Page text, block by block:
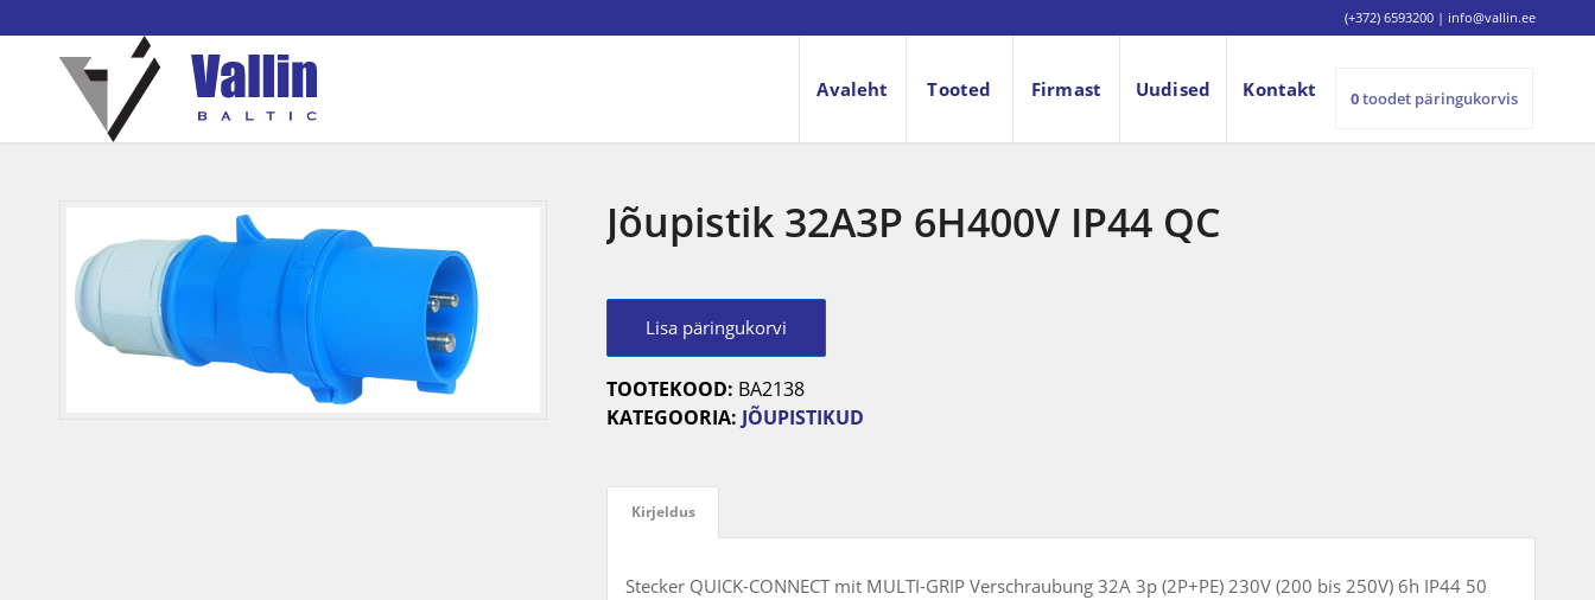
(+372) 6593200 | info@vallin.ee
Avaleht Tooted Firmast Uudised Kontakt 0toodet päringukorvis
Jõupistik 32A3P 6H400V IP44 QC
Lisa päringukorvi
TOOTEKOOD: BA2138
KATEGOORIA: JÕUPISTIKUD
Kirjeldus
Stecker QUICK-CONNECT mit MULTI-GRIP Verschraubung 32A 3p (2P+PE) 230V (200 bis 250V) 6h IP44 50